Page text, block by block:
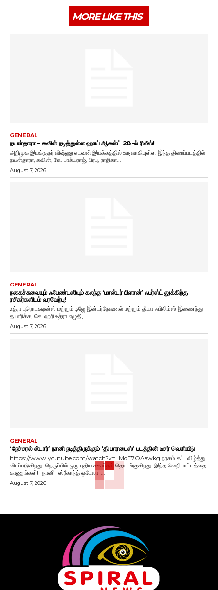
MORE LIKE THIS
GENERAL
நயன்தாரா – கவின் நடித்துள்ள ஹாய் ஆகஸ்ட் 28-ல் ரிலீஸ்!
அறிமுக இயக்குநர் விஷ்ணு எடவன் இயக்கத்தில் உருவாகியுள்ள இந்த திரைப்படத்தில்
நயன்தாரா, கவின், கே. பாக்யராஜ், பிரபு, ராதிகா...
August 7, 2026
GENERAL
நகைச்சுவையும் ஃபேண்டஸியும் கலந்த ‘மாஸ்டர் பிளான்’ ஃபர்ஸ்ட் லுக்கிற்கு
ரசிகர்களிடம் வரவேற்பு!
உத்ரா புரொடக்ஷன்ஸ் மற்றும் டிஜே இன்டர்நேஷனல் மற்றும் தியா ஃபிலிம்ஸ் இணைந்து
தயாரிக்க, செ. ஹரி உத்ரா எழுதி,...
August 7, 2026
GENERAL
‘நேச்சுரல் ஸ்டார்’ நானி நடித்திருக்கும் ‘தி பாரடைஸ்’ படத்தின் டீசர் வெளியீடு
https://www.youtube.com/watch?v=LMqE7OAewkg நரகம் கட்டவிழ்த்து
விடப்படுகிறது! நெருப்பில் ஒரு புதிய சகாப்தம் தொடங்குகிறது! இந்த வெறியாட்டத்தை
காணுங்கள்!- நானி- ஸ்ரீகாந்த் ஒடேலா-...
August 7, 2026